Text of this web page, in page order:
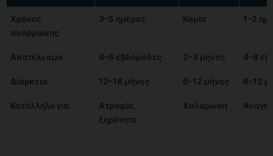
Χρόνος
ανάρρωσης
3–5 ημέρες Καμία 1–2
Αποτέλεσμα 4–6 εβδομάδες 2–3 μήνες 4–8
Διάρκεια 12–18 μήνες 6–12 μήνες 6–12
Κατάλληλο για
Ατροφία,
ξηρότητα
Χαλάρωση